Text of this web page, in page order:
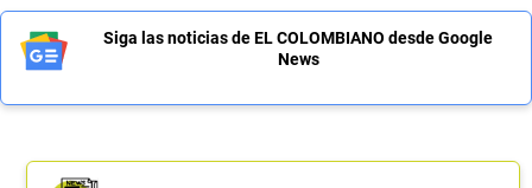
Siga las noticias de EL COLOMBIANO desde Google
News